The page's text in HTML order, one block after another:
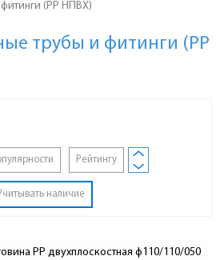
(PP НПВХ)
трубы и фитинги (PP
Рейтингу
наличие
PP двухплоскостная ф110/110/050